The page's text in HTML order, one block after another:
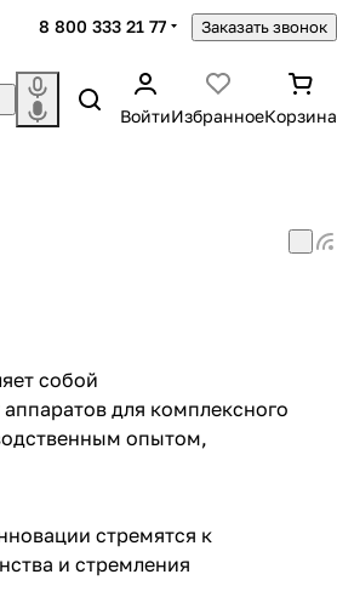
8 800 333 21 77 Заказать звонок
ВойтиИзбранноеКорзина
собой
для комплексного
опытом,
стремятся к
и стремления